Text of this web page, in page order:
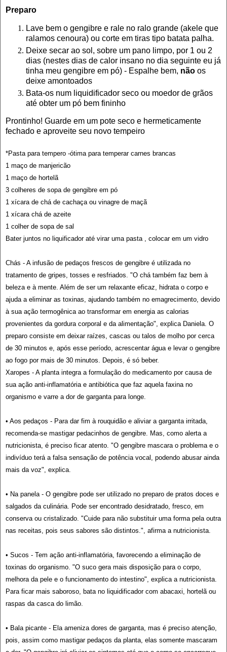
Preparo
Lave bem o gengibre e rale no ralo grande (akele que
ralamos cenoura) ou corte em tiras tipo batata palha.
Deixe secar ao sol, sobre um pano limpo, por 1 ou 2
dias (nestes dias de calor insano no dia seguinte eu já
tinha meu gengibre em pó) - Espalhe bem, não os
deixe amontoados
Bata-os num liquidificador seco ou moedor de grãos
até obter um pó bem fininho
Prontinho! Guarde em um pote seco e hermeticamente
fechado e aproveite seu novo tempeiro
*Pasta para tempero -ótima para temperar carnes brancas
1 maço de manjericão
1 maço de hortelã
3 colheres de sopa de gengibre em pó
1 xícara de chá de cachaça ou vinagre de maçã
1 xícara chá de azeite
1 colher de sopa de sal
Bater juntos no liquificador até virar uma pasta , colocar em um vidro
Chás - A infusão de pedaços frescos de gengibre é utilizada no
tratamento de gripes, tosses e resfriados. "O chá também faz bem à
beleza e à mente. Além de ser um relaxante eficaz, hidrata o corpo e
ajuda a eliminar as toxinas, ajudando também no emagrecimento, devido
à sua ação termogênica ao transformar em energia as calorias
provenientes da gordura corporal e da alimentação", explica Daniela. O
preparo consiste em deixar raízes, cascas ou talos de molho por cerca
de 30 minutos e, após esse período, acrescentar água e levar o gengibre
ao fogo por mais de 30 minutos. Depois, é só beber.
Xaropes - A planta integra a formulação do medicamento por causa de
sua ação anti-inflamatória e antibiótica que faz aquela faxina no
organismo e varre a dor de garganta para longe.
• Aos pedaços - Para dar fim à rouquidão e aliviar a garganta irritada,
recomenda-se mastigar pedacinhos de gengibre. Mas, como alerta a
nutricionista, é preciso ficar atento. "O gengibre mascara o problema e o
indivíduo terá a falsa sensação de potência vocal, podendo abusar ainda
mais da voz", explica.
• Na panela - O gengibre pode ser utilizado no preparo de pratos doces e
salgados da culinária. Pode ser encontrado desidratado, fresco, em
conserva ou cristalizado. "Cuide para não substituir uma forma pela outra
nas receitas, pois seus sabores são distintos.", afirma a nutricionista.
• Sucos - Tem ação anti-inflamatória, favorecendo a eliminação de
toxinas do organismo. "O suco gera mais disposição para o corpo,
melhora da pele e o funcionamento do intestino", explica a nutricionista.
Para ficar mais saboroso, bata no liquidificador com abacaxi, hortelã ou
raspas da casca do limão.
• Bala picante - Ela ameniza dores de garganta, mas é preciso atenção,
pois, assim como mastigar pedaços da planta, elas somente mascaram